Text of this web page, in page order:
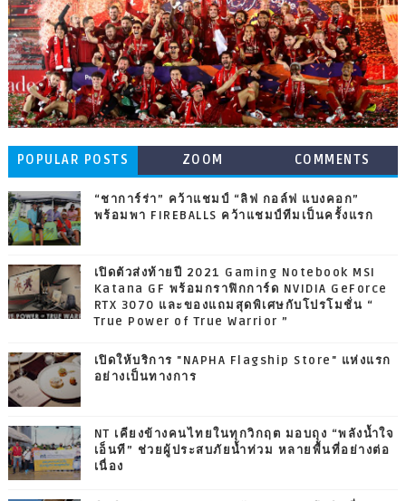
POPULAR POSTS ZOOM COMMENTS
“ชาการ์ร่า” คว้าแชมป์ “ลิฟ กอล์ฟ แบงคอก”
พร้อมพา FIREBALLS คว้าแชมป์ทีมเป็นครั้งแรก
เปิดตัวส่งท้ายปี 2021 Gaming Notebook MSI
Katana GF พร้อมกราฟิกการ์ด NVIDIA GeForce
RTX 3070 และของแถมสุดพิเศษกับโปรโมชั่น “
True Power of True Warrior ”
เปิดให้บริการ "NAPHA Flagship Store" แห่งแรก
อย่างเป็นทางการ
NT เคียงข้างคนไทยในทุกวิกฤต มอบถุง “พลังน้ำใจ
เอ็นที” ช่วยผู้ประสบภัยน้ำท่วม หลายพื้นที่อย่างต่อ
เนื่อง